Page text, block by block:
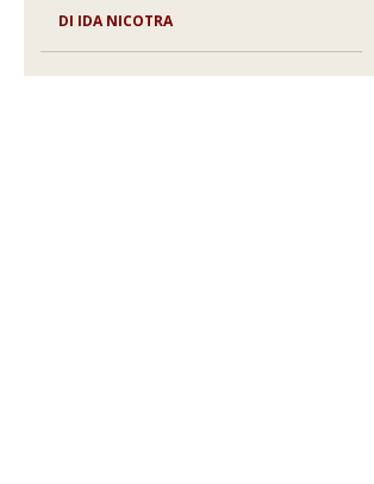
DI IDA NICOTRA